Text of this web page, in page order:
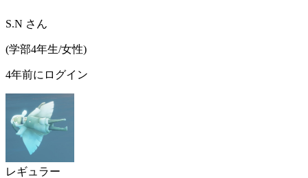
S.N さん
(学部4年生/女性)
4年前にログイン
レギュラー